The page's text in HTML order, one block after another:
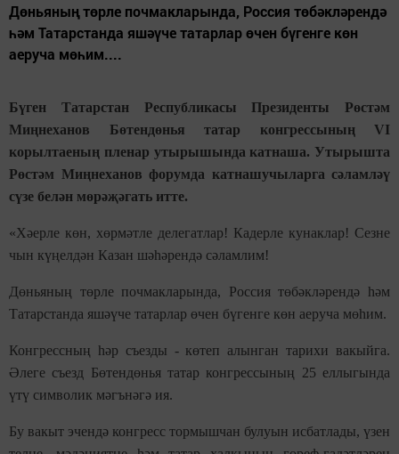
Дөньяның төрле почмакларында, Россия төбәкләрендә
һәм Татарстанда яшәүче татарлар өчен бүгенге көн
аеруча мөһим....
Бүген Татарстан Республикасы Президенты Рөстәм
Миңнеханов Бөтендөнья татар конгрессының VI
корылтаеның пленар утырышында катнаша. Утырышта
Рөстәм Миңнеханов форумда катнашучыларга сәламләү
сүзе белән мөрәҗәгать итте.
«Хәерле көн, хөрмәтле делегатлар! Кадерле кунаклар! Сезне
чын күңелдән Казан шәһәрендә сәламлим!
Дөньяның төрле почмакларында, Россия төбәкләрендә һәм
Татарстанда яшәүче татарлар өчен бүгенге көн аеруча мөһим.
Конгрессның һәр съезды - көтеп алынган тарихи вакыйга.
Әлеге съезд Бөтендөнья татар конгрессының 25 еллыгында
үтү символик мәгънәгә ия.
Бу вакыт эчендә конгресс тормышчан булуын исбатлады, үзен